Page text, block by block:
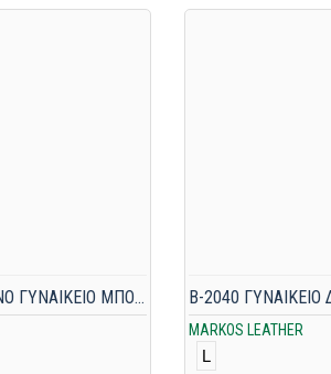
9905 ΔΕΡΜΑΤΙΝΟ ΓΥΝΑΙΚΕΙΟ ΜΠΟΥΦΑΝ ΜΑΥΡΟ
MARKOS LEATHER
L